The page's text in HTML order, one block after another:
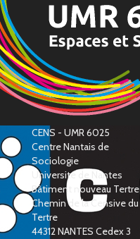
CENS - UMR 6025
Centre Nantais de
Sociologie
Université de Nantes
Bàtiment nouveau Tertre
Chemin de la Censive du
Tertre
44312 NANTES Cedex 3